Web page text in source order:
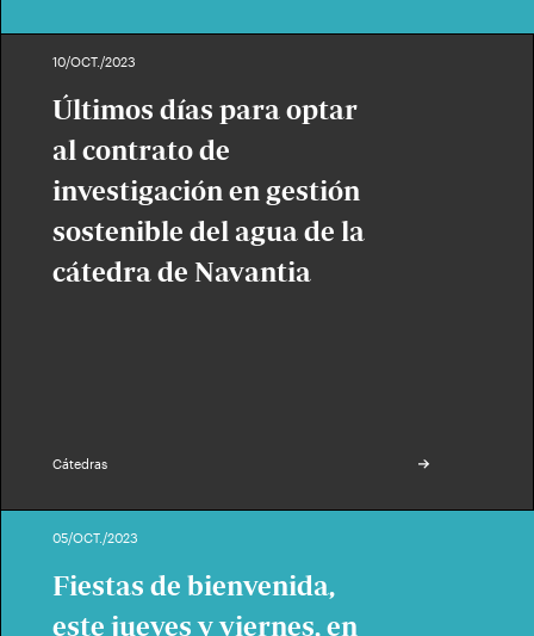
10/OCT./2023
Últimos días para optar
al contrato de
investigación en gestión
sostenible del agua de la
cátedra de Navantia
Cátedras
05/OCT./2023
Fiestas de bienvenida,
este jueves y viernes, en